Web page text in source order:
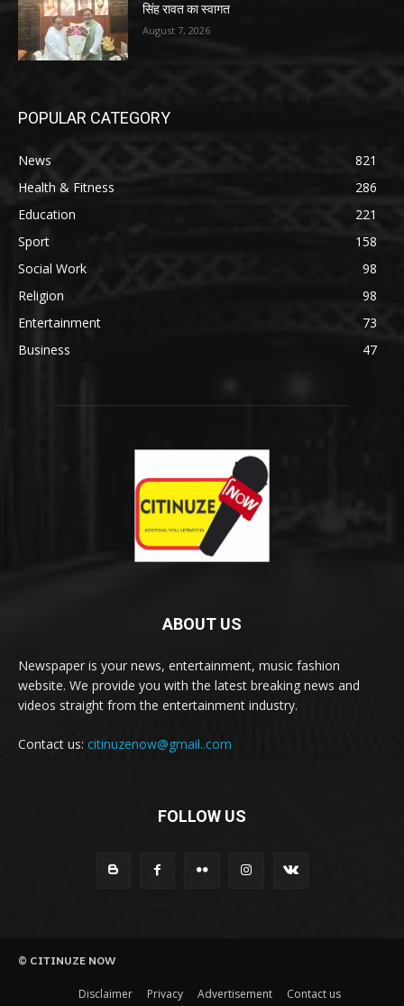
सिंह रावत का स्वागत
August 7, 2026
POPULAR CATEGORY
News
821
Health & Fitness
286
Education
221
Sport
158
Social Work
98
Religion
98
Entertainment
73
Business
47
ABOUT US
Newspaper is your news, entertainment, music fashion
website. We provide you with the latest breaking news and
videos straight from the entertainment industry.
Contact us: citinuzenow@gmail..com
FOLLOW US
© CITINUZE NOW
Disclaimer Privacy Advertisement Contact us